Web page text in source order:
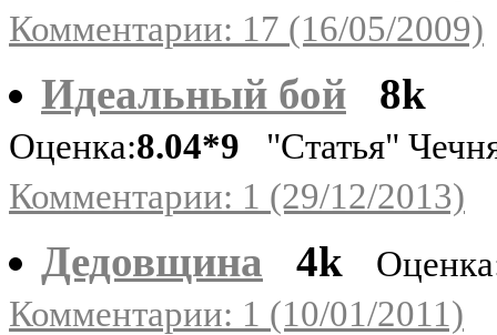
Комментарии: 17 (16/05/2009)
Идеальный бой 8k
Оценка:8.04*9 "Статья"
Комментарии: 1 (29/12/2013)
Дедовщина 4k
Комментарии: 1 (10/01/2011)